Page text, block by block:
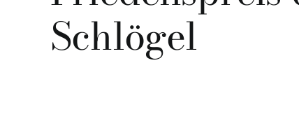
Schlögel